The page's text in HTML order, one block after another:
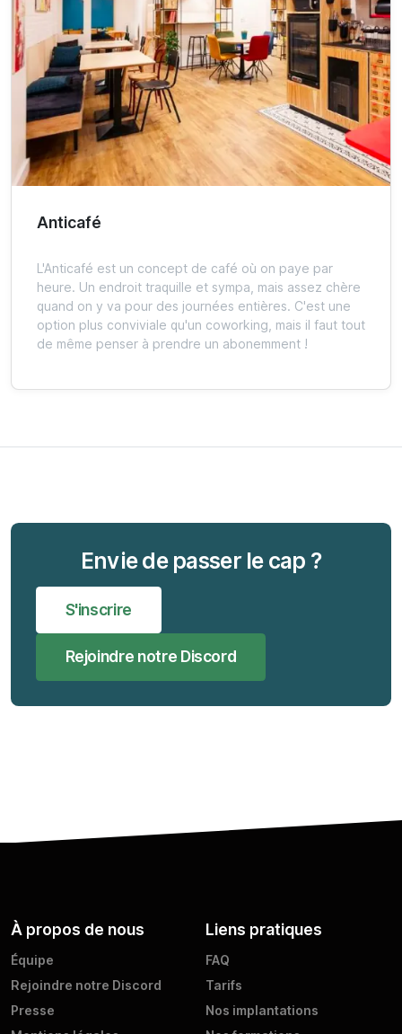
Anticafé
L'Anticafé est un concept de café où on paye par
heure. Un endroit traquille et sympa, mais assez chère
quand on y va pour des journées entières. C'est une
option plus conviviale qu'un coworking, mais il faut tout
de même penser à prendre un abonemment !
Envie de passer le cap ?
S'inscrire
Rejoindre notre Discord
À propos de nous
Équipe
Rejoindre notre Discord
Presse
Liens pratiques
FAQ
Tarifs
Nos implantations